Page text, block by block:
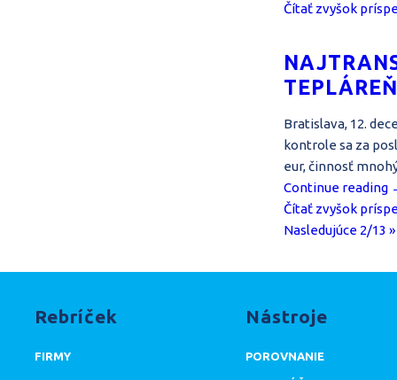
Čítať zvyšok
Bratislava, 12.
kontrole sa za
eur, činnosť
Continue reading
Čítať zvyšok
Nasledujúce 2/13 »
Rebríček
FIRMY
Nástroje
POROVNANIE